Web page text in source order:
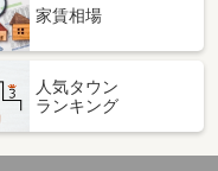
島１丁目
家賃相場
人気タウン
ランキング